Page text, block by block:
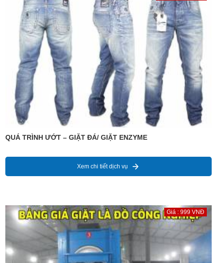
QUÁ TRÌNH ƯỚT – GIẶT ĐÁ/ GIẶT ENZYME
Xem chi tiết dịch vụ
Giá : 999 VNĐ